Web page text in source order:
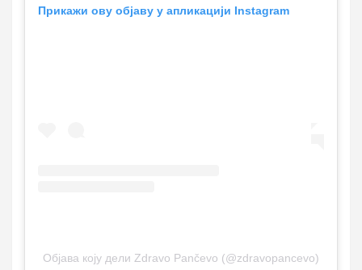
Прикажи ову објаву у апликацији Instagram
Објава коју дели Zdravo Pančevo (@zdravopancevo)